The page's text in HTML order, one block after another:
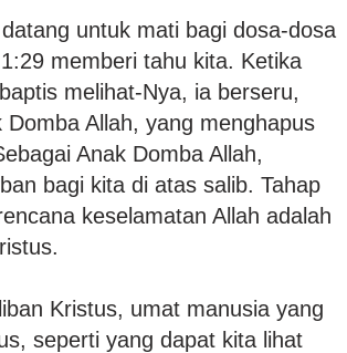
untuk mati bagi dosa-dosa
memberi tahu kita. Ketika
melihat-Nya, ia berseru,
Domba Allah, yang menghapus
Anak Domba Allah,
bagi kita di atas salib. Tahap
keselamatan Allah adalah
Kristus, umat manusia yang
seperti yang dapat kita lihat